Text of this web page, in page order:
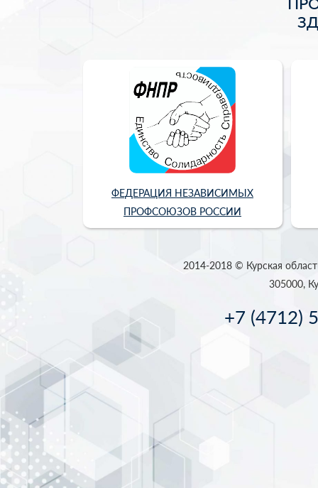
ФЕДЕРАЦИЯ НЕЗАВИСИМЫХ
ПРОФСОЮЗОВ РОССИИ
2014-2018 © Курская
305000,
+7 (4712)